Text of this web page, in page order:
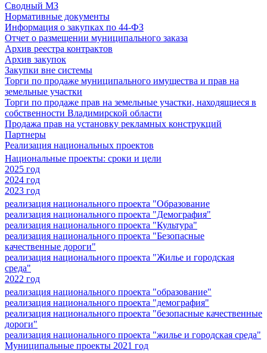
Сводный МЗ
Нормативные документы
Информация о закупках по 44-ФЗ
Отчет о размещении муниципального заказа
Архив реестра контрактов
Архив закупок
Закупки вне системы
Торги по продаже муниципального имущества и прав на
земельные участки
Торги по продаже прав на земельные участки, находящиеся в
собственности Владимирской области
Продажа прав на установку рекламных конструкций
Партнеры
Реализация национальных проектов
Национальные проекты: сроки и цели
2025 год
2024 год
2023 год
реализация национального проекта "Образование
реализация национального проекта "Демография"
реализация национального проекта "Культура"
реализация национального проекта "Безопасные
качественные дороги"
реализация национального проекта "Жилье и городская
среда"
2022 год
реализация национального проекта "образование"
реализация национального проекта "демография"
реализация национального проекта "безопасные качественные
дороги"
реализация национального проекта "жилье и городская среда"
Муниципальные проекты 2021 год